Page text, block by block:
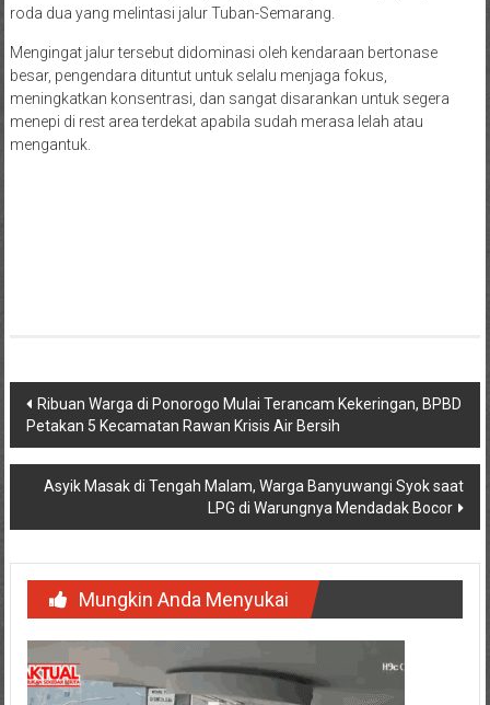
roda dua yang melintasi jalur Tuban-Semarang.
Mengingat jalur tersebut didominasi oleh kendaraan bertonase
besar, pengendara dituntut untuk selalu menjaga fokus,
meningkatkan konsentrasi, dan sangat disarankan untuk segera
menepi di rest area terdekat apabila sudah merasa lelah atau
mengantuk.
Navigasi
pos
Ribuan Warga di Ponorogo Mulai Terancam Kekeringan, BPBD
Petakan 5 Kecamatan Rawan Krisis Air Bersih
Asyik Masak di Tengah Malam, Warga Banyuwangi Syok saat
LPG di Warungnya Mendadak Bocor
Mungkin Anda Menyukai